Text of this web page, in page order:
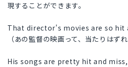
現することができます。
That director's movies are so hit
（あの監督の映画って、当たりはず
His songs are pretty hit and